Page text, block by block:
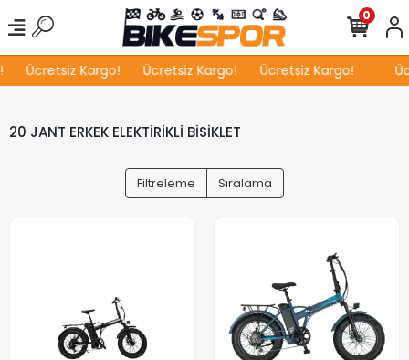
Ücretsiz Kargo! Ücretsiz Kargo! Ücretsiz Kargo!
0
20 JANT ERKEK ELEKTİRİKLİ BİSİKLET
Filtreleme Sıralama